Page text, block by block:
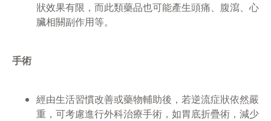
狀效果有限，而此類藥品也可能產生頭痛、腹瀉、心
臟相關副作用等。
手術
經由生活習慣改善或藥物輔助後，若逆流症狀依然嚴
重，可考慮進行外科治療手術，如胃底折疊術，減少